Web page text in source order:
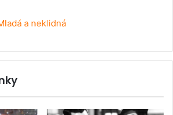
a neklidná